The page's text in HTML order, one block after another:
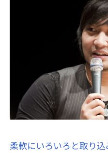
柔軟にいろいろと取り